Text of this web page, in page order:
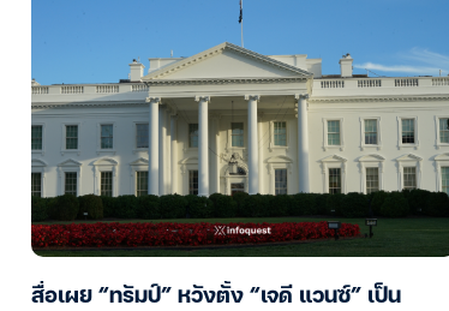
สื่อเผย “ทรัมป์” หวังตั้ง “เจดี แวนซ์” เป็น